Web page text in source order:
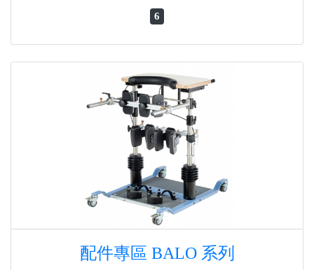
6
配件專區 BALO 系列